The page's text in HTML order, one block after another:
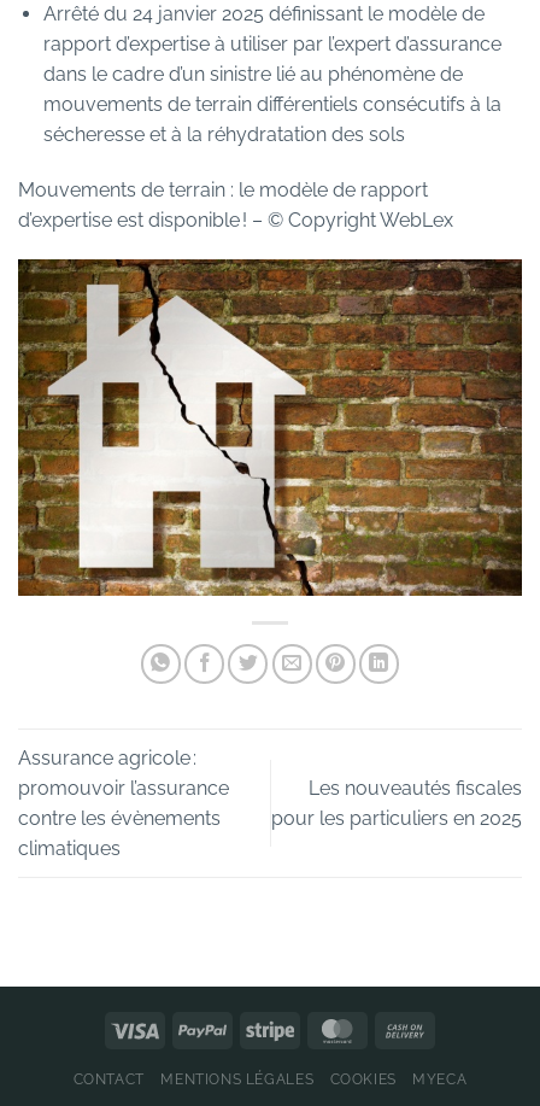
Arrêté du 24 janvier 2025 définissant le modèle de
rapport d’expertise à utiliser par l’expert d’assurance
dans le cadre d’un sinistre lié au phénomène de
mouvements de terrain différentiels consécutifs à la
sécheresse et à la réhydratation des sols
Mouvements de terrain : le modèle de rapport
d’expertise est disponible ! – © Copyright WebLex
Assurance agricole :
promouvoir l’assurance
contre les évènements
climatiques
Les nouveautés fiscales
pour les particuliers en 2025
CONTACT MENTIONS LÉGALES COOKIES MYECA